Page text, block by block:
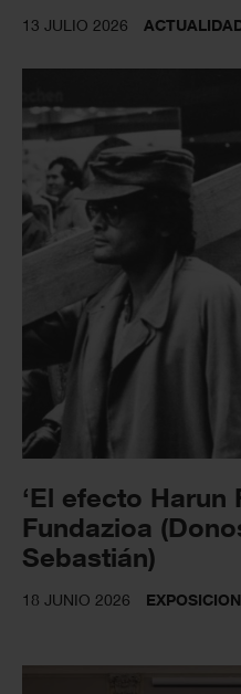
13 JULIO 2026
‘El efecto Harun
Fundazioa
Sebastián)
18 JUNIO 2026